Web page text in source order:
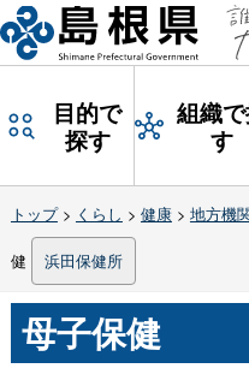
目的で
探す
組織
す
トップ> くらし > 健康> 地方機
健 浜田保健所
母子保健